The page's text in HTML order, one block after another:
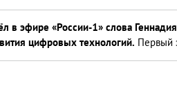
в эфире «России-1» слова
цифровых технологий. Первый